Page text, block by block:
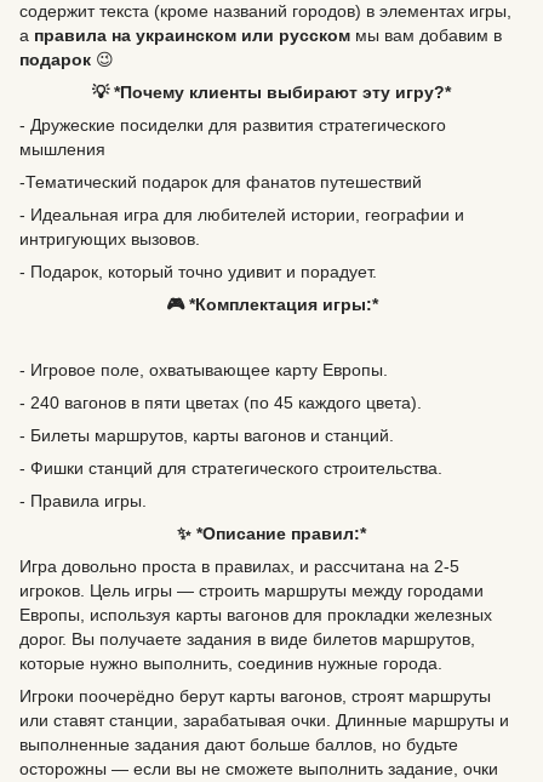
содержит текста (кроме названий городов) в элементах игры,
а правила на украинском или русском мы вам добавим в
подарок 😉
💡 *Почему клиенты выбирают эту игру?*
- Дружеские посиделки для развития стратегического
мышления
-Тематический подарок для фанатов путешествий
- Идеальная игра для любителей истории, географии и
интригующих вызовов.
- Подарок, который точно удивит и порадует.
🎮 *Комплектация игры:*
- Игровое поле, охватывающее карту Европы.
- 240 вагонов в пяти цветах (по 45 каждого цвета).
- Билеты маршрутов, карты вагонов и станций.
- Фишки станций для стратегического строительства.
- Правила игры.
✨ *Описание правил:*
Игра довольно проста в правилах, и рассчитана на 2-5
игроков. Цель игры — строить маршруты между городами
Европы, используя карты вагонов для прокладки железных
дорог. Вы получаете задания в виде билетов маршрутов,
которые нужно выполнить, соединив нужные города.
Игроки поочерёдно берут карты вагонов, строят маршруты
или ставят станции, зарабатывая очки. Длинные маршруты и
выполненные задания дают больше баллов, но будьте
осторожны — если вы не сможете выполнить задание, очки